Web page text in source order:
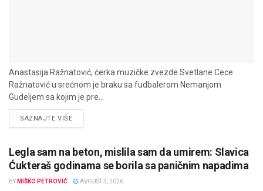
Anastasija Ražnatović, ćerka muzičke zvezde Svetlane Cece
Ražnatović u srećnom je braku sa fudbalerom Nemanjom
Gudeljem sa kojim je pre...
SAZNAJTE VIŠEDETAILS
Legla sam na beton, mislila sam da umirem: Slavica
Ćukteraš godinama se borila sa paničnim napadima
BY MIŠKO PETROVIĆ AVGUST 3, 2026